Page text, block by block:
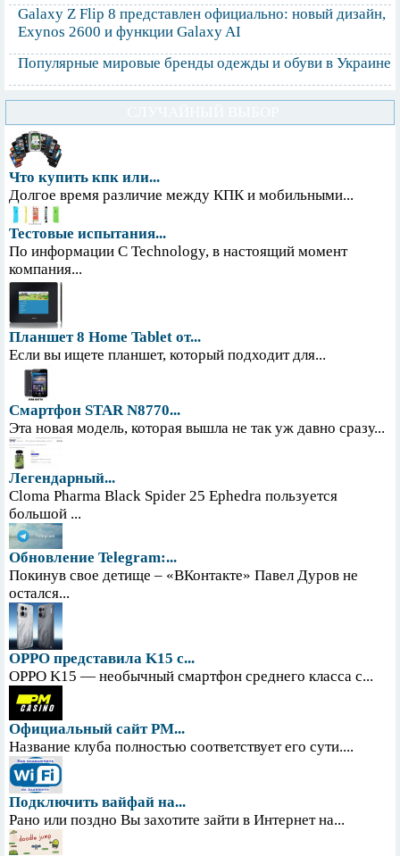
Galaxy Z Flip 8 представлен официально: новый дизайн,
Exynos 2600 и функции Galaxy AI
Популярные мировые бренды одежды и обуви в Украине
Что купить кпк или...
Долгое время различие между КПК и мобильными...
Тестовые испытания...
По информации С Technology, в настоящий момент
компания...
Планшет 8 Home Tablet от...
Если вы ищете планшет, который подходит для...
Смартфон STAR N8770...
Эта новая модель, которая вышла не так уж давно сразу...
Легендарный...
Cloma Pharma Black Spider 25 Ephedra пользуется
большой ...
Обновление Telegram:...
Покинув свое детище – «ВКонтакте» Павел Дуров не
остался...
OPPO представила K15 с...
OPPO K15 — необычный смартфон среднего класса с...
Официальный сайт PM...
Название клуба полностью соответствует его сути....
Подключить вайфай на...
Рано или поздно Вы захотите зайти в Интернет на...